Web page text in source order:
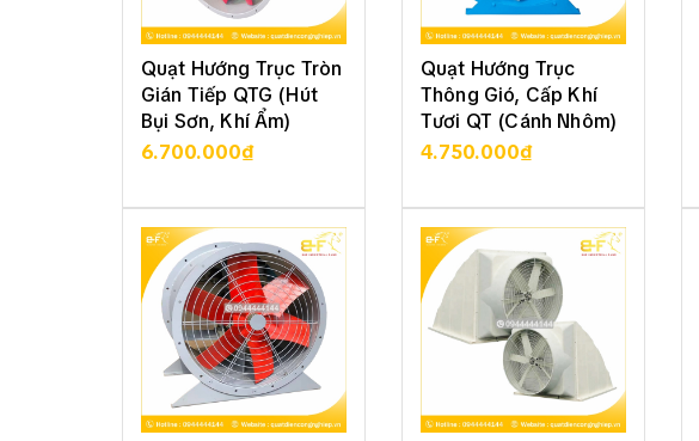
Quạt Hướng Trục Tròn
Gián Tiếp QTG (Hút
Bụi Sơn, Khí Ẩm)
6.700.000₫
XEM CHI TIẾT
Quạt Hướng Trục
Thông Gió, Cấp Khí
Tươi QT (Cánh Nhôm)
4.750.000₫
XEM CHI TIẾT